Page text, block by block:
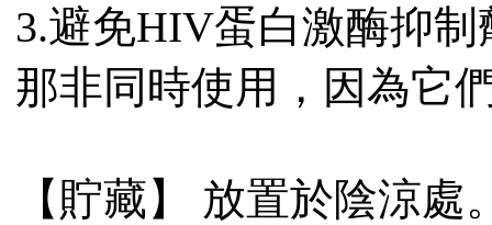
3.避免HIV蛋白激酶抑
那非同時使用，因為它
【貯藏】 放置於陰涼處